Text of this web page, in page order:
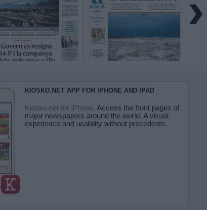
KIOSKO.NET APP FOR IPHONE AND IPAD
Kiosko.net for iPhone. Access the front pages of
major newspapers around the world. A visual
experience and usability without precedents.